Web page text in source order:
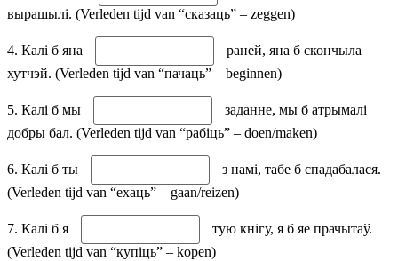
вырашылі. (Verleden tijd van “сказаць” – zeggen)
4. Калі б яна
раней, яна б скончыла
хутчэй. (Verleden tijd van “пачаць” – beginnen)
5. Калі б мы
заданне, мы б атрымалі
добры бал. (Verleden tijd van “рабіць” – doen/maken)
6. Калі б ты
з намі, табе б спадабалася.
(Verleden tijd van “ехаць” – gaan/reizen)
7. Калі б я
тую кнігу, я б яе прачытаў.
(Verleden tijd van “купіць” – kopen)